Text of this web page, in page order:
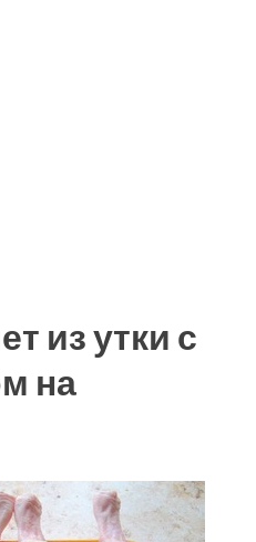
из утки с
на